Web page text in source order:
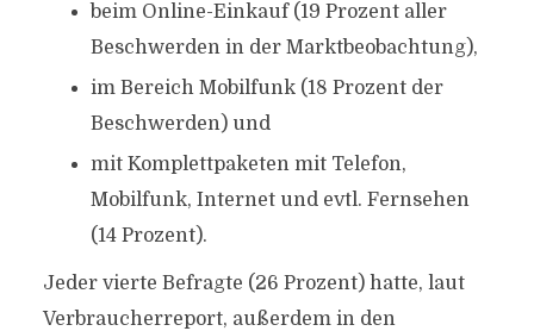
beim Online-Einkauf (19 Prozent aller
Beschwerden in der Marktbeobachtung),
im Bereich Mobilfunk (18 Prozent der
Beschwerden) und
mit Komplettpaketen mit Telefon,
Mobilfunk, Internet und evtl. Fernsehen
(14 Prozent).
Jeder vierte Befragte (26 Prozent) hatte, laut
Verbraucherreport, außerdem in den